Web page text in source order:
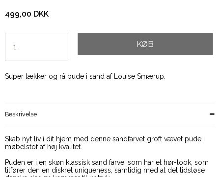
499,00 DKK
KØB
Super lækker og rå pude i sand af Louise Smærup.
Beskrivelse
Skab nyt liv i dit hjem med denne sandfarvet groft vævet pude i
møbelstof af høj kvalitet.
Puden er i en skøn klassisk sand farve, som har et hør-look, som
tilfører den en diskret uniqueness, samtidig med at det tidsløse